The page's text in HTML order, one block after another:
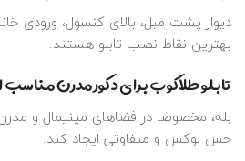
دیوار پشت مبل، بالای کنسول، ورودی
بهترین نقاط نصب تابلو هستند.
تابلو طلاکوب برای دکور مدرن
بله، مخصوصا در فضاهای مینیمال و
حس لوکس و متفاوتی ایجاد کند.